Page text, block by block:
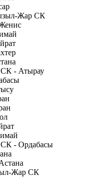
Жар СК
- Атырау
- Ордабасы
Жар СК